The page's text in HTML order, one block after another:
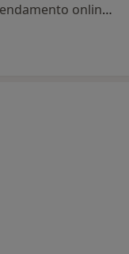
Esse especialista não oferece agendamento online para esse endereço.